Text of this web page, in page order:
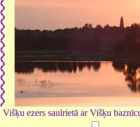
Višķu ezers saulrietā ar Višķu